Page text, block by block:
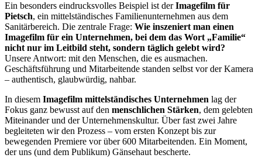
Ein besonders eindrucksvolles Beispiel ist derImagefilm für
Pietsch, ein mittelständisches Familienunternehmen aus dem
Sanitärbereich. Die zentrale Frage: Wie inszeniert man einen
Imagefilm für ein Unternehmen, bei dem das Wort „Familie“
nicht nur im Leitbild steht, sondern täglich gelebt wird?
Unsere Antwort: mit den Menschen, die es ausmachen.
Geschäftsführung und Mitarbeitende standen selbst vor der Kamera
– authentisch, glaubwürdig, nahbar.
In diesem Imagefilm mittelständisches Unternehmen lag der
Fokus ganz bewusst auf den menschlichen Stärken, dem gelebten
Miteinander und der Unternehmenskultur. Über fast zwei Jahre
begleiteten wir den Prozess – vom ersten Konzept bis zur
bewegenden Premiere vor über 600 Mitarbeitenden. Ein Moment,
der uns (und dem Publikum) Gänsehaut bescherte.